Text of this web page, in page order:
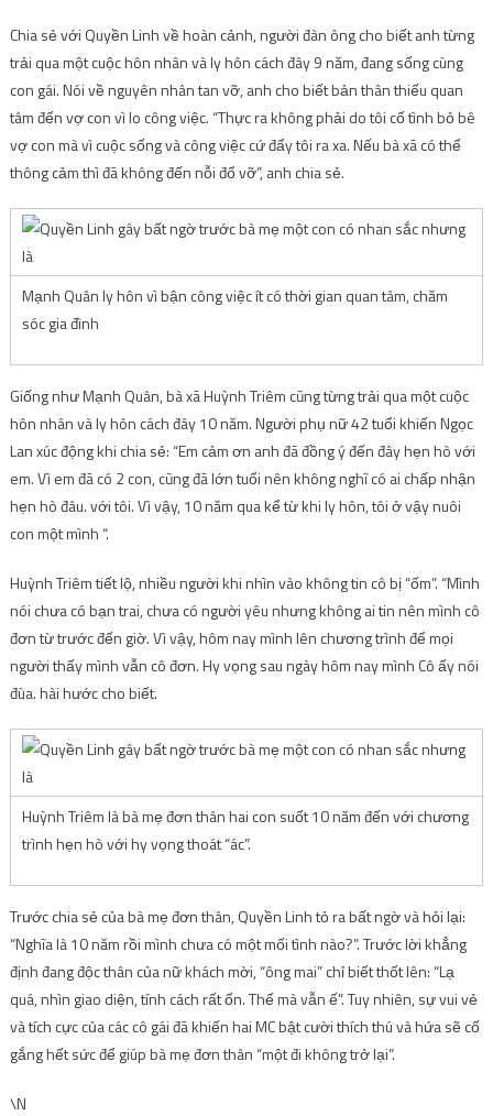
Chia sẻ với Quyền Linh về hoàn cảnh, người đàn ông cho biết anh từng
trải qua một cuộc hôn nhân và ly hôn cách đây 9 năm, đang sống cùng
con gái. Nói về nguyên nhân tan vỡ, anh cho biết bản thân thiếu quan
tâm đến vợ con vì lo công việc. “Thực ra không phải do tôi cố tình bỏ bê
vợ con mà vì cuộc sống và công việc cứ đẩy tôi ra xa. Nếu bà xã có thể
thông cảm thì đã không đến nỗi đổ vỡ”, anh chia sẻ.
Mạnh Quân ly hôn vì bận công việc ít có thời gian quan tâm, chăm
sóc gia đình
Giống như Mạnh Quân, bà xã Huỳnh Triêm cũng từng trải qua một cuộc
hôn nhân và ly hôn cách đây 10 năm. Người phụ nữ 42 tuổi khiến Ngọc
Lan xúc động khi chia sẻ: “Em cảm ơn anh đã đồng ý đến đây hẹn hò với
em. Vì em đã có 2 con, cũng đã lớn tuổi nên không nghĩ có ai chấp nhận
hẹn hò đâu. với tôi. Vì vậy, 10 năm qua kể từ khi ly hôn, tôi ở vậy nuôi
con một mình “.
Huỳnh Triêm tiết lộ, nhiều người khi nhìn vào không tin cô bị “ốm”. “Mình
nói chưa có bạn trai, chưa có người yêu nhưng không ai tin nên mình cô
đơn từ trước đến giờ. Vì vậy, hôm nay mình lên chương trình để mọi
người thấy mình vẫn cô đơn. Hy vọng sau ngày hôm nay mình Cô ấy nói
đùa. hài hước cho biết.
Huỳnh Triêm là bà mẹ đơn thân hai con suốt 10 năm đến với chương
trình hẹn hò với hy vọng thoát “ác”.
Trước chia sẻ của bà mẹ đơn thân, Quyền Linh tỏ ra bất ngờ và hỏi lại:
“Nghĩa là 10 năm rồi mình chưa có một mối tình nào?”. Trước lời khẳng
định đang độc thân của nữ khách mời, “ông mai” chỉ biết thốt lên: “Lạ
quá, nhìn giao diện, tính cách rất ổn. Thế mà vẫn ế”. Tuy nhiên, sự vui vẻ
và tích cực của các cô gái đã khiến hai MC bật cười thích thú và hứa sẽ cố
gắng hết sức để giúp bà mẹ đơn thân “một đi không trở lại”.
\N